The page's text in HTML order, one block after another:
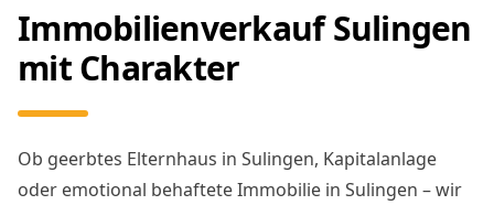
Immobilienverkauf Sulingen
mit Charakter
Ob geerbtes Elternhaus in Sulingen, Kapitalanlage
oder emotional behaftete Immobilie in Sulingen – wir